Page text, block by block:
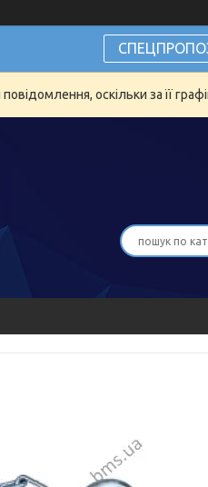
оскільки за її